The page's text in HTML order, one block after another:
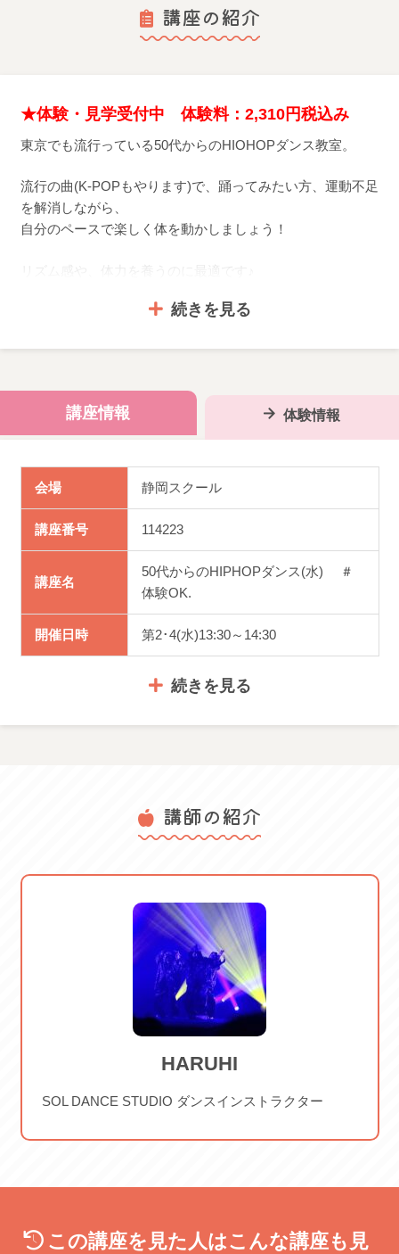
講座の紹介
★体験・見学受付中 体験料：2,310円税込み
東京でも流行っている50代からのHIOHOPダンス教室。
流行の曲(K-POPもやります)で、踊ってみたい方、運動不足
を解消しながら、
自分のペースで楽しく体を動かしましょう！
初心者の方や、シニア世代の方でも安心して参加できるプ
受講生様からのリクエスト曲も大歓迎です♡
続きを見る
講座情報
会場 静岡スクール
講座番号 114223
講座名
50代からのHIPHOPダンス(水) ＃
体験OK.
開催日時 第2･4(水)13:30～14:30
続きを見る
体験情報
・運動できる服装・室内シューズ
講座日程： 2026/05/27 水 2026/06/10
水 2026/06/24 水 2026/07/08 水
2026/07/22 水 2026/07/29 水
2026/08/26 水 2026/09/09 水
2026/09/30 水
講師の紹介
HARUHI
SOL DANCE STUDIO ダンスインストラクター
この講座を見た人はこんな講座も見